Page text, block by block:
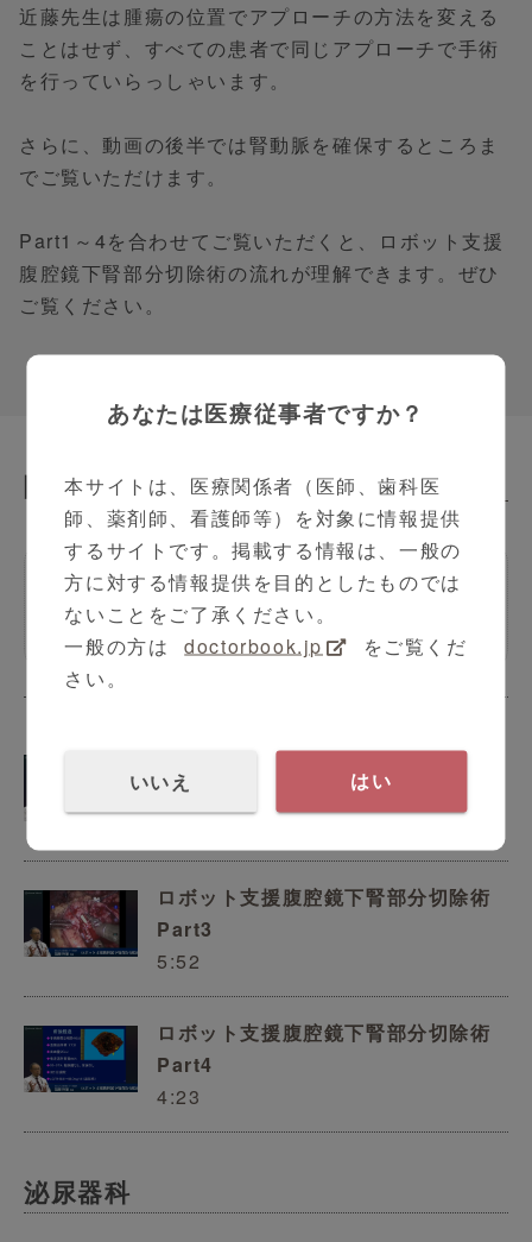
近藤先生は腫瘍の位置でアプローチの方法を変える
ことはせず、すべての患者で同じアプローチで手術
を行っていらっしゃいます。
さらに、動画の後半では腎動脈を確保するところま
でご覧いただけます。
Part1～4を合わせてご覧いただくと、ロボット支援
腹腔鏡下腎部分切除術の流れが理解できます。ぜひ
ご覧ください。
関連動画 Related Contents
ロボット支援腹腔鏡下腎部分切
除術
ロボット支援腹腔鏡下腎部分切除術
Part2
ロボット支援腹腔鏡下腎部分切除術
Part3
5:52
ロボット支援腹腔鏡下腎部分切除術
Part4
4:23
泌尿器科
あなたは医療従事者ですか？
本サイトは、医療関係者（医師、歯科医
師、薬剤師、看護師等）を対象に情報提供
するサイトです。掲載する情報は、一般の
方に対する情報提供を目的としたものでは
ないことをご了承ください。
一般の方は
doctorbook.jp
をご覧くだ
さい。
いいえ はい